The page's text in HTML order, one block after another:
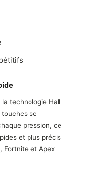
la technologie Hall
touches se
pression, ce
et plus précis
Fortnite et Apex